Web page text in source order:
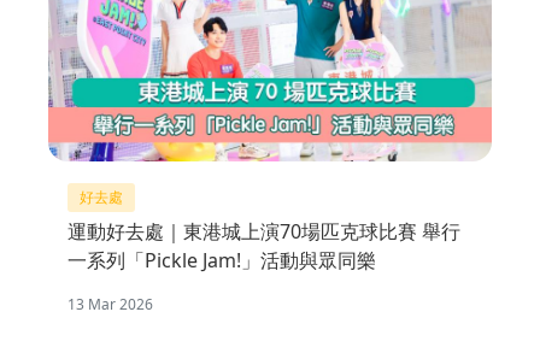
好去處
運動好去處｜東港城上演70場匹克球比賽 舉行
一系列「Pickle Jam!」活動與眾同樂
13 Mar 2026